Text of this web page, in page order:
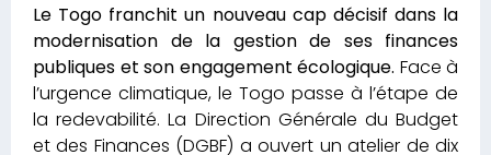
Le Togo franchit un nouveau cap décisif dans la
modernisation de la gestion de ses finances
publiques et son engagement écologique. Face à
l’urgence climatique, le Togo passe à l’étape de
la redevabilité. La Direction Générale du Budget
et des Finances (DGBF) a ouvert un atelier de dix